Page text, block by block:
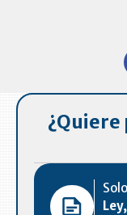
¿Quiere
Solo
Ley,